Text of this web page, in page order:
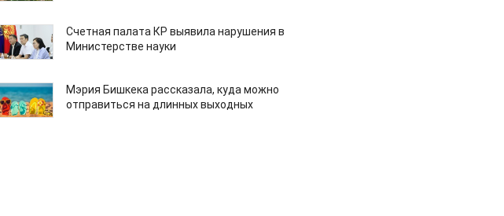
Счетная палата КР выявила нарушения в
Министерстве науки
Мэрия Бишкека рассказала, куда можно
отправиться на длинных выходных